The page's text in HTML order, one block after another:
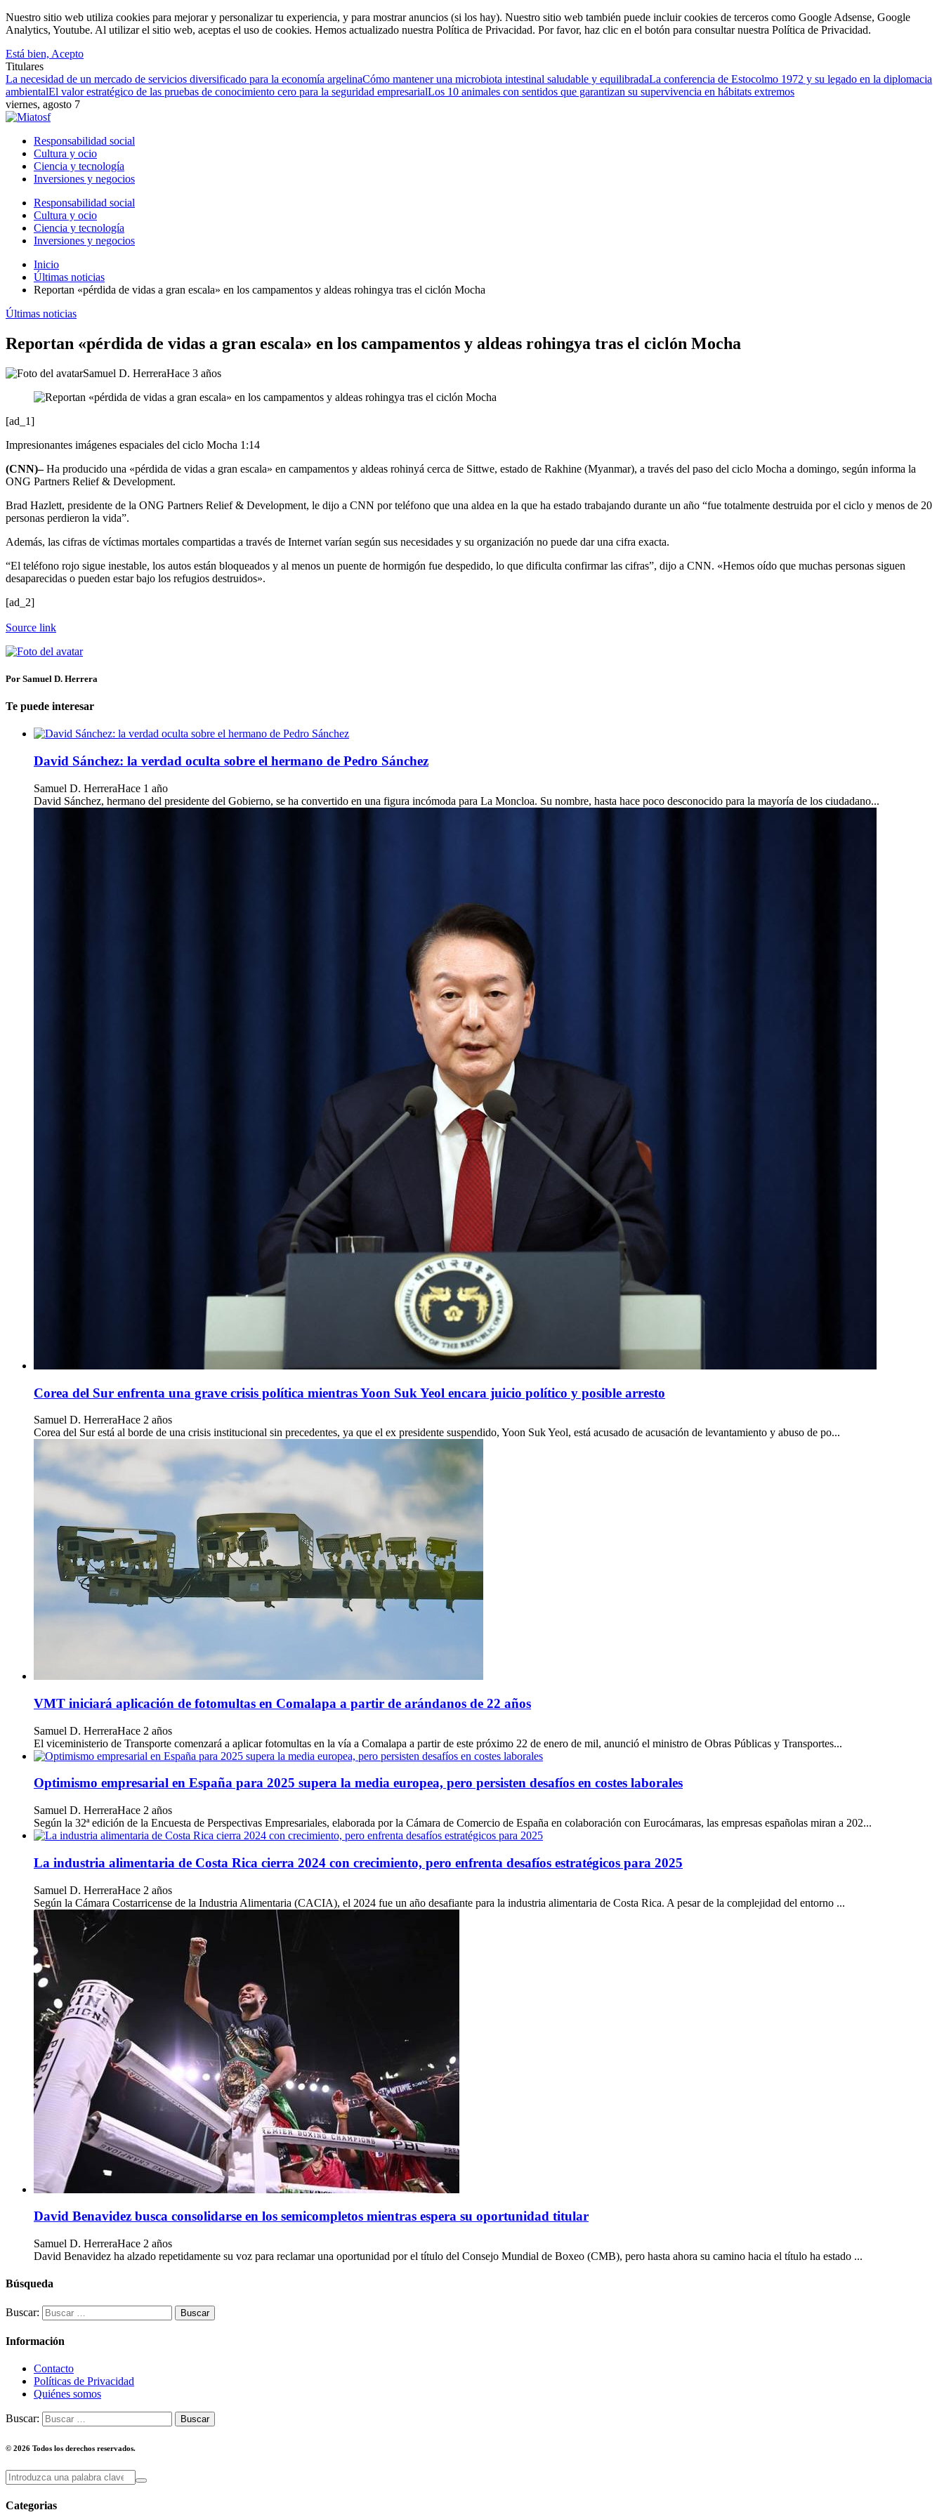
Nuestro sitio web utiliza cookies para mejorar y personalizar tu experiencia, y para mostrar anuncios (si los hay). Nuestro sitio web también puede incluir cookies de terceros como Google Adsense, Google
Analytics, Youtube. Al utilizar el sitio web, aceptas el uso de cookies. Hemos actualizado nuestra Política de Privacidad. Por favor, haz clic en el botón para consultar nuestra Política de Privacidad.
Está bien, Acepto
Titulares
La necesidad de un mercado de servicios diversificado para la economía argelinaCómo mantener una microbiota intestinal saludable y equilibradaLa conferencia de Estocolmo 1972 y su legado en la diplomacia
ambientalEl valor estratégico de las pruebas de conocimiento cero para la seguridad empresarialLos 10 animales con sentidos que garantizan su supervivencia en hábitats extremos
viernes, agosto 7
Responsabilidad social
Cultura y ocio
Ciencia y tecnología
Inversiones y negocios
Responsabilidad social
Cultura y ocio
Ciencia y tecnología
Inversiones y negocios
Inicio
Últimas noticias
Reportan «pérdida de vidas a gran escala» en los campamentos y aldeas rohingya tras el ciclón Mocha
Últimas noticias
Reportan «pérdida de vidas a gran escala» en los campamentos y aldeas rohingya tras el ciclón Mocha
Samuel D. HerreraHace 3 años
[ad_1]
Impresionantes imágenes espaciales del ciclo Mocha 1:14
(CNN)–Ha producido una «pérdida de vidas a gran escala» en campamentos y aldeas rohinyá cerca de Sittwe, estado de Rakhine (Myanmar), a través del paso del ciclo Mocha a domingo, según informa la
ONG Partners Relief & Development.
Brad Hazlett, presidente de la ONG Partners Relief & Development, le dijo a CNN por teléfono que una aldea en la que ha estado trabajando durante un año “fue totalmente destruida por el ciclo y menos de 20
personas perdieron la vida”.
Además, las cifras de víctimas mortales compartidas a través de Internet varían según sus necesidades y su organización no puede dar una cifra exacta.
“El teléfono rojo sigue inestable, los autos están bloqueados y al menos un puente de hormigón fue despedido, lo que dificulta confirmar las cifras”, dijo a CNN. «Hemos oído que muchas personas siguen
desaparecidas o pueden estar bajo los refugios destruidos».
[ad_2]
Source link
Por Samuel D. Herrera
Te puede interesar
David Sánchez: la verdad oculta sobre el hermano de Pedro Sánchez
Samuel D. HerreraHace 1 año
David Sánchez, hermano del presidente del Gobierno, se ha convertido en una figura incómoda para La Moncloa. Su nombre, hasta hace poco desconocido para la mayoría de los ciudadano...
Corea del Sur enfrenta una grave crisis política mientras Yoon Suk Yeol encara juicio político y posible arresto
Samuel D. HerreraHace 2 años
Corea del Sur está al borde de una crisis institucional sin precedentes, ya que el ex presidente suspendido, Yoon Suk Yeol, está acusado de acusación de levantamiento y abuso de po...
VMT iniciará aplicación de fotomultas en Comalapa a partir de arándanos de 22 años
Samuel D. HerreraHace 2 años
El viceministerio de Transporte comenzará a aplicar fotomultas en la vía a Comalapa a partir de este próximo 22 de enero de mil, anunció el ministro de Obras Públicas y Transportes...
Optimismo empresarial en España para 2025 supera la media europea, pero persisten desafíos en costes laborales
Samuel D. HerreraHace 2 años
Según la 32ª edición de la Encuesta de Perspectivas Empresariales, elaborada por la Cámara de Comercio de España en colaboración con Eurocámaras, las empresas españolas miran a 202...
La industria alimentaria de Costa Rica cierra 2024 con crecimiento, pero enfrenta desafíos estratégicos para 2025
Samuel D. HerreraHace 2 años
Según la Cámara Costarricense de la Industria Alimentaria (CACIA), el 2024 fue un año desafiante para la industria alimentaria de Costa Rica. A pesar de la complejidad del entorno ...
David Benavidez busca consolidarse en los semicompletos mientras espera su oportunidad titular
Samuel D. HerreraHace 2 años
David Benavidez ha alzado repetidamente su voz para reclamar una oportunidad por el título del Consejo Mundial de Boxeo (CMB), pero hasta ahora su camino hacia el título ha estado ...
Búsqueda
Buscar:
Información
Contacto
Políticas de Privacidad
Quiénes somos
Buscar:
© 2026 Todos los derechos reservados.
Categorias